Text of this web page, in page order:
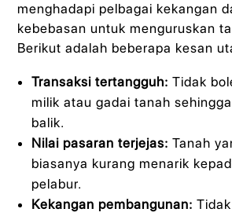
menghadapi pelbagai kekangan
kebebasan untuk menguruskan
Berikut adalah beberapa kesan
Transaksi tertangguh: Tidak
milik atau gadai tanah
balik.
Nilai pasaran terjejas: Tanah
biasanya kurang menarik
pelabur.
Kekangan pembangunan: